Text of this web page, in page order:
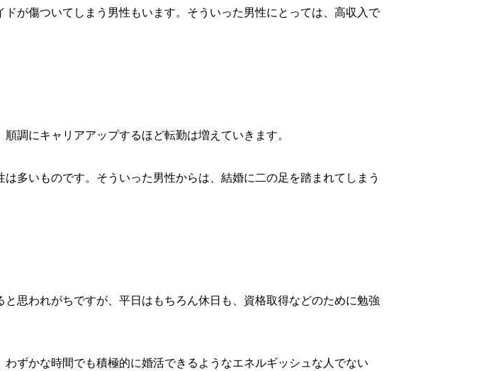
が傷ついてしまう男性もいます。そういった男性にとっては、高収入で
調にキャリアアップするほど転勤は増えていきます。
多いものです。そういった男性からは、結婚に二の足を踏まれてしまう
思われがちですが、平日はもちろん休日も、資格取得などのために勉強
ずかな時間でも積極的に婚活できるようなエネルギッシュな人でない